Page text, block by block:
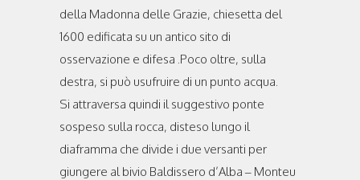
della Madonna delle Grazie, chiesetta del
1600 edificata su un antico sito di
osservazione e difesa .Poco oltre, sulla
destra, si può usufruire di un punto acqua.
Si attraversa quindi il suggestivo ponte
sospeso sulla rocca, disteso lungo il
diaframma che divide i due versanti per
giungere al bivio Baldissero d’Alba – Monteu